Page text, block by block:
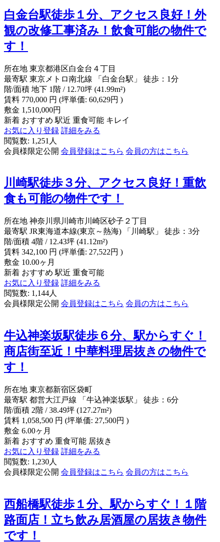
白金台駅徒歩１分、アクセス良好！外
観の改修工事済み！飲食可能の物件で
す！
所在地 東京都港区白金台４丁目
最寄駅 東京メトロ南北線 「白金台駅」 徒歩：1分
階/面積 地下 1階 / 12.70坪 (41.99m²)
賃料 770,000 円 (坪単価: 60,629円 )
敷金 1,510,000円
新着 おすすめ 駅近 重食可能 キレイ
お気に入り登録 詳細をみる
閲覧数: 1,251人
会員様限定公開 会員登録はこちら 会員の方はこちら
川崎駅徒歩３分、アクセス良好！重飲
食も可能の物件です！
所在地 神奈川県川崎市川崎区砂子２丁目
最寄駅 JR東海道本線(東京～熱海) 「川崎駅」 徒歩：3分
階/面積 4階 / 12.43坪 (41.12m²)
賃料 342,100 円 (坪単価: 27,522円 )
敷金 10.00ヶ月
新着 おすすめ 駅近 重食可能
お気に入り登録 詳細をみる
閲覧数: 1,144人
会員様限定公開 会員登録はこちら 会員の方はこちら
牛込神楽坂駅徒歩６分、駅からすぐ！
商店街至近！中華料理居抜きの物件で
す！
所在地 東京都新宿区袋町
最寄駅 都営大江戸線 「牛込神楽坂駅」 徒歩：6分
階/面積 2階 / 38.49坪 (127.27m²)
賃料 1,058,500 円 (坪単価: 27,500円 )
敷金 6.00ヶ月
新着 おすすめ 重食可能 居抜き
お気に入り登録 詳細をみる
閲覧数: 1,230人
会員様限定公開 会員登録はこちら 会員の方はこちら
西船橋駅徒歩１分、駅からすぐ！１階
路面店！立ち飲み居酒屋の居抜き物件
です！